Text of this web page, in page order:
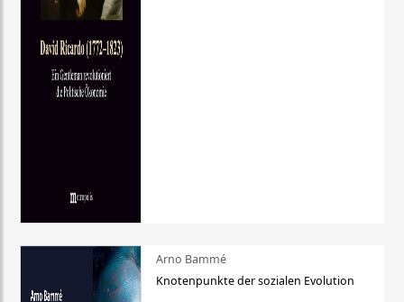
Arno Bammé
Knotenpunkte der sozialen Evolution